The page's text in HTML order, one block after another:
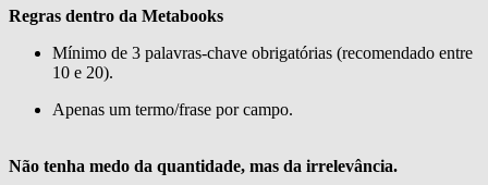
Regras dentro da Metabooks
Mínimo de 3 palavras-chave obrigatórias (recomendado entre
10 e 20).
Apenas um termo/frase por campo.
Não tenha medo da quantidade, mas da irrelevância.